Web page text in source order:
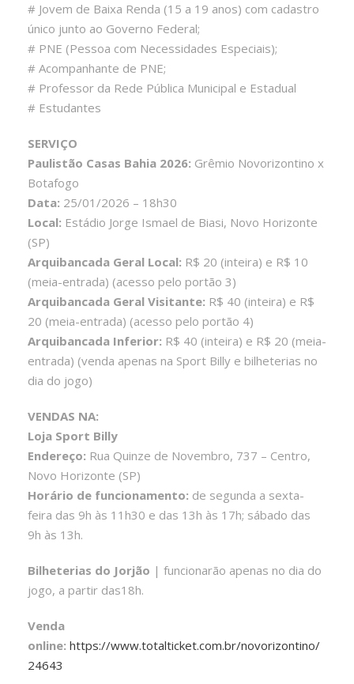
# Jovem de Baixa Renda (15 a 19 anos) com cadastro
único junto ao Governo Federal;
# PNE (Pessoa com Necessidades Especiais);
# Acompanhante de PNE;
# Professor da Rede Pública Municipal e Estadual
# Estudantes
SERVIÇO
Paulistão Casas Bahia 2026: Grêmio Novorizontino x
Botafogo
Data: 25/01/2026 – 18h30
Local: Estádio Jorge Ismael de Biasi, Novo Horizonte
(SP)
Arquibancada Geral Local: R$ 20 (inteira) e R$ 10
(meia-entrada) (acesso pelo portão 3)
Arquibancada Geral Visitante: R$ 40 (inteira) e R$
20 (meia-entrada) (acesso pelo portão 4)
Arquibancada Inferior: R$ 40 (inteira) e R$ 20 (meia-
entrada) (venda apenas na Sport Billy e bilheterias no
dia do jogo)
VENDAS NA:
Loja Sport Billy
Endereço: Rua Quinze de Novembro, 737 – Centro,
Novo Horizonte (SP)
Horário de funcionamento: de segunda a sexta-
feira das 9h às 11h30 e das 13h às 17h; sábado das
9h às 13h.
Bilheterias do Jorjão | funcionarão apenas no dia do
jogo, a partir das18h.
Venda
online: https://www.totalticket.com.br/novorizontino/
24643